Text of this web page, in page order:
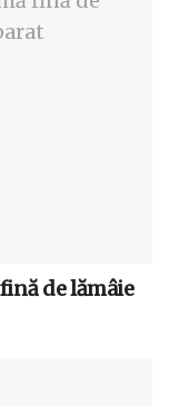
de lămâie